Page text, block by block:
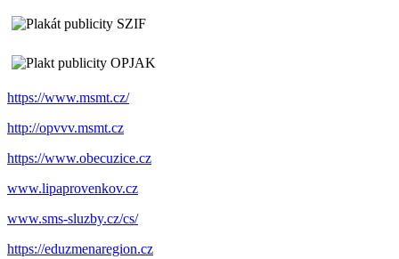
https://www.msmt.cz/
http://opvvv.msmt.cz
https://www.obecuzice.cz
www.lipaprovenkov.cz
www.sms-sluzby.cz/cs/
https://eduzmenaregion.cz